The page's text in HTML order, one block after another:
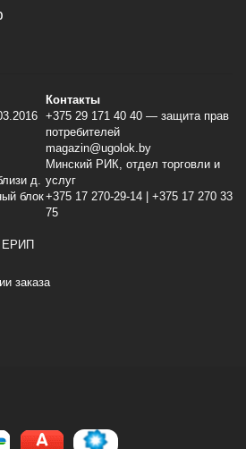
д.
блок
Контакты
+375 29 171 40 40 — защита прав
потребителей
magazin@ugolok.by
Минский РИК, отдел торговли и
услуг
+375 17 270-29-14 | +375 17 270 33
75
ЕРИП
заказа